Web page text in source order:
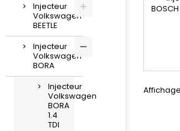
Injecteur
Volkswagen
BEETLE
Injecteur
Volkswagen
BORA
Injecteur
Volkswagen
BORA
1.4
TDI
-
:
986
414
,
,